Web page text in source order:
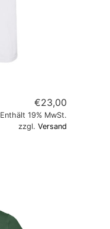
€23,00
Enthält 19% MwSt.
zzgl.Versand